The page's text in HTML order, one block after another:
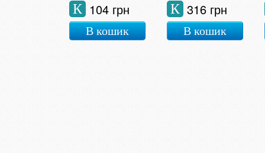
104 грн
К
В кошик
316 грн
К
В кошик